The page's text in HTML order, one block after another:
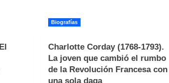
Biografías
Charlotte Corday (1768-1793).
La joven que cambió el rumbo
de la Revolución Francesa con
una sola daga